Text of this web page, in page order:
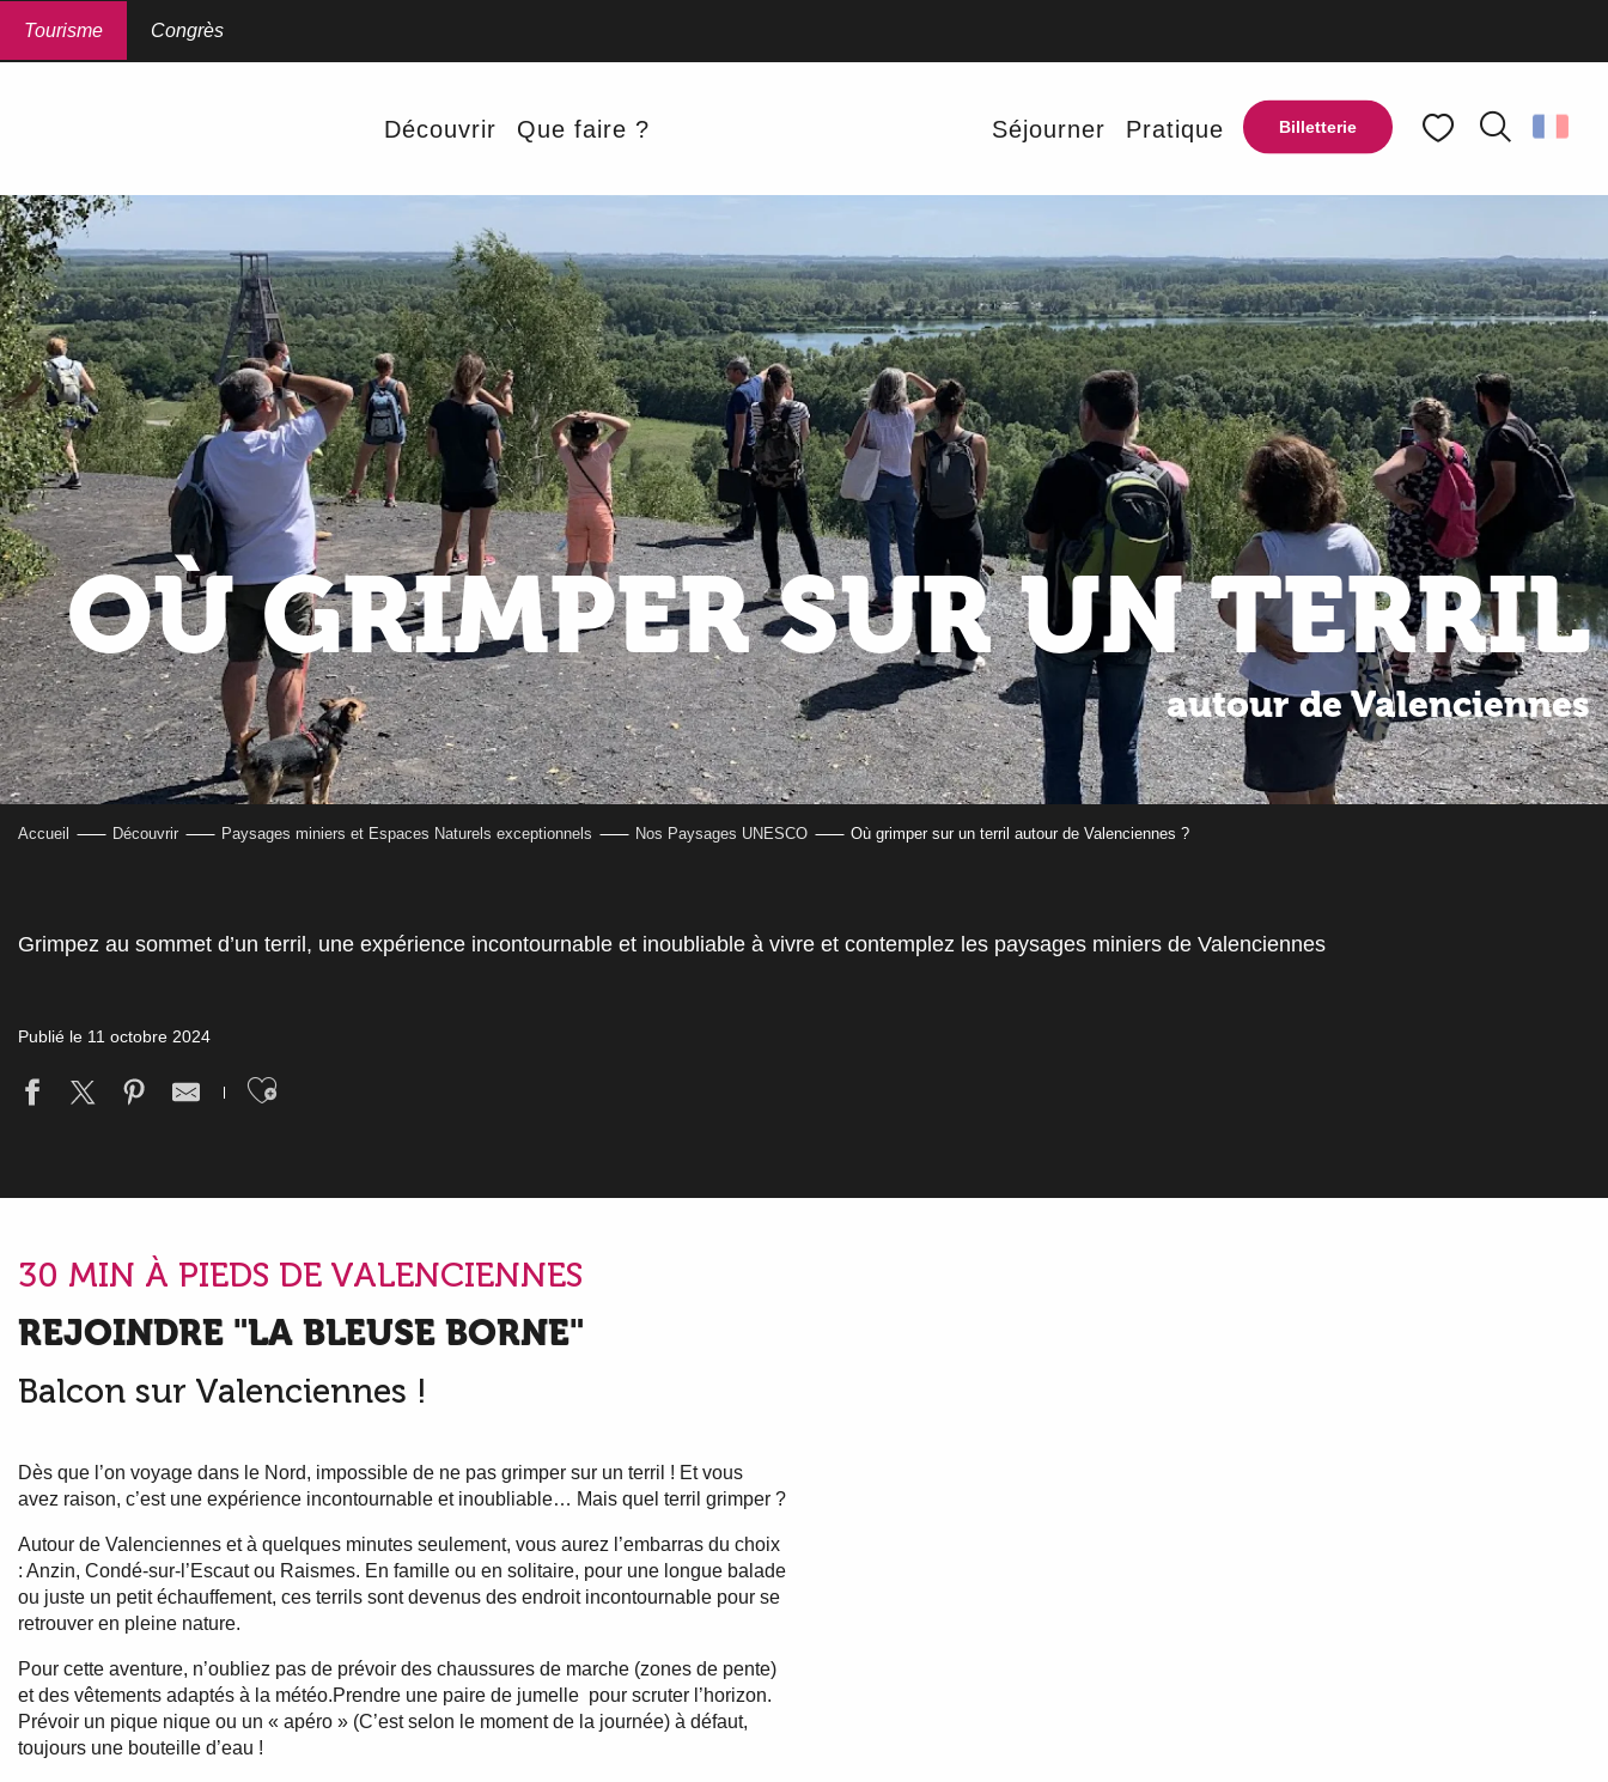
Billetterie
Tourisme Congrès
Découvrir Que faire ? Séjourner Pratique
OÙ GRIMPER SUR UN TERRIL
autour de Valenciennes
Accueil Découvrir Paysages miniers et Espaces Naturels exceptionnels Nos Paysages UNESCO Où grimper sur un terril autour de Valenciennes ?
Grimpez au sommet d’un terril, une expérience incontournable et inoubliable à vivre et contemplez les paysages miniers de Valenciennes
Publié le 11 octobre 2024
Ajouter aux favoris
30 MIN À PIEDS DE VALENCIENNES
REJOINDRE "LA BLEUSE BORNE"
Balcon sur Valenciennes !
Dès que l’on voyage dans le Nord, impossible de ne pas grimper sur un terril ! Et vous
avez raison, c’est une expérience incontournable et inoubliable… Mais quel terril grimper ?
Autour de Valenciennes et à quelques minutes seulement, vous aurez l’embarras du choix
: Anzin, Condé-sur-l’Escaut ou Raismes. En famille ou en solitaire, pour une longue balade
ou juste un petit échauffement, ces terrils sont devenus des endroit incontournable pour se
retrouver en pleine nature.
Pour cette aventure, n’oubliez pas de prévoir des chaussures de marche (zones de pente)
et des vêtements adaptés à la météo.Prendre une paire de jumelle pour scruter l’horizon.
Prévoir un pique nique ou un « apéro » (C’est selon le moment de la journée) à défaut,
toujours une bouteille d’eau !